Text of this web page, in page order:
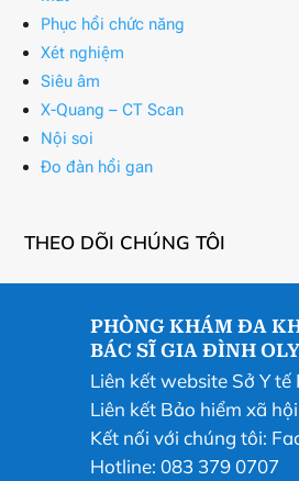
Phục hồi chức năng
Xét nghiệm
Siêu âm
X-Quang – CT Scan
Nội soi
Đo đàn hồi gan
THEO DÕI CHÚNG TÔI
PHÒNG KHÁM ĐA
BÁC SĨ GIA ĐÌNH
Liên kết website Sở Y tế
Liên kết Bảo hiểm xã
Kết nối với chúng tôi:
Hotline: 083 379 0707